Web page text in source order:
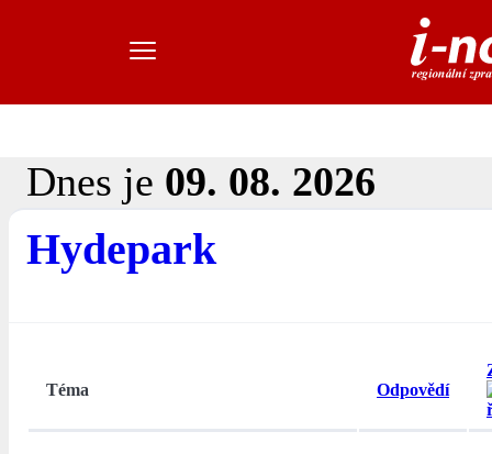
Dnes je 09. 08. 2026
Hydepark
Téma Odpovědí